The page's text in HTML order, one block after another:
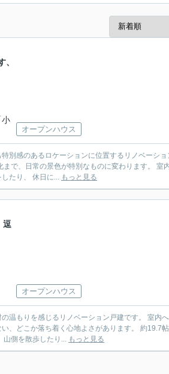
小
オープンハウス
たり、 休日に... もっと見る
逗
オープンハウス
ち着く心地よさがあります。 約19.7帖のLDK
。 休日は海へ出かけたり、 山側を散歩したり... もっと見る